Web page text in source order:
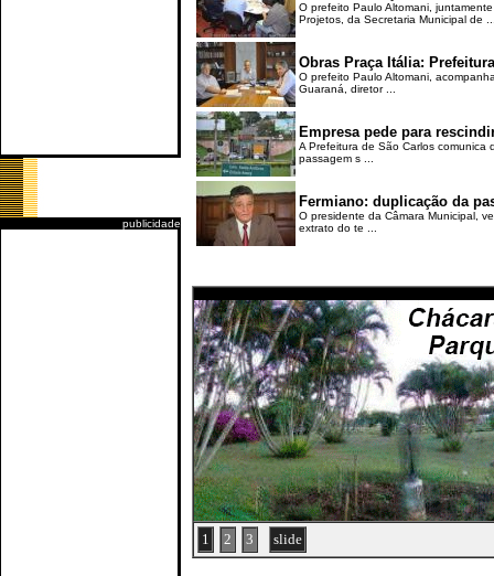
publicidade
O prefeito Paulo Altomani,
Projetos, da Secretaria Municipal de
Obras Praça Itália:
O prefeito Paulo Altomani,
Guaraná, diretor ...
Empresa pede para
A Prefeitura de São Carlos
passagem s ...
Fermiano: duplicação da
O presidente da Câmara Municipal,
extrato do te ...
1 2 3 slide